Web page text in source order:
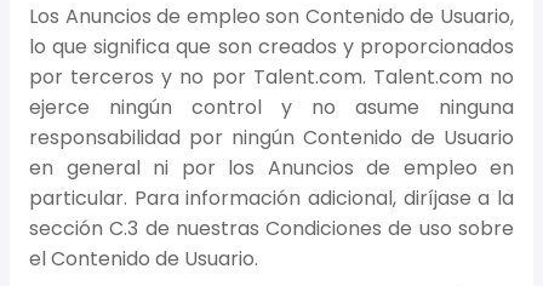
Los Anuncios de empleo son Contenido de Usuario,
lo que significa que son creados y proporcionados
por terceros y no por Talent.com. Talent.com no
ejerce ningún control y no asume ninguna
responsabilidad por ningún Contenido de Usuario
en general ni por los Anuncios de empleo en
particular. Para información adicional, diríjase a la
sección C.3 de nuestras Condiciones de uso sobre
el Contenido de Usuario.